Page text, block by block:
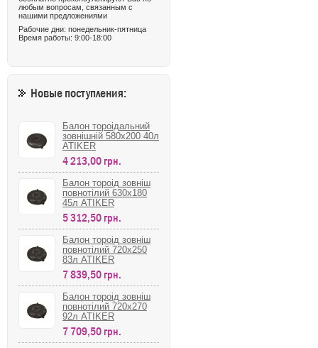
любым вопросам, связанным с
нашими предложениями
Рабочие дни: понедельник-пятница
Время работы: 9:00-18:00
Новые поступления:
Балон тороідальний
зовнішній 580х200 40л
ATIKER
4 213,00 грн.
Балон тороід зовніш
повнотілий 630х180
45л ATIKER
5 312,50 грн.
Балон тороід зовніш
повнотілий 720х250
83л ATIKER
7 839,50 грн.
Балон тороід зовніш
повнотілий 720х270
92л ATIKER
7 709,50 грн.